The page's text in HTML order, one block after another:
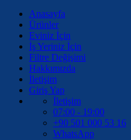
Anasayfa
Ürünler
Eviniz İçin
İş Yeriniz İçin
Filtre Değişimi
Hakkımızda
İletişim
Giriş Yap
İletişim
07:00 - 19:00
+90 501 000 53 16
WhatsApp